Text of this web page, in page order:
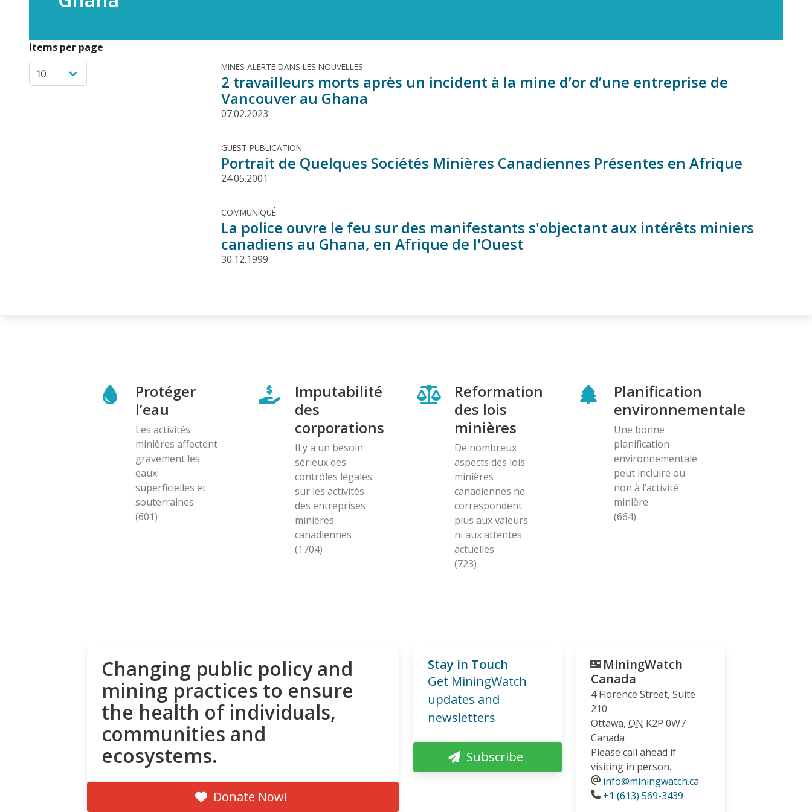
Items per page
MINES ALERTE DANS LES NOUVELLES
2 travailleurs morts après un incident à la mine d’or d’une entreprise de
Vancouver au Ghana
07.02.2023
GUEST PUBLICATION
Portrait de Quelques Sociétés Minières Canadiennes Présentes en Afrique
24.05.2001
COMMUNIQUÉ
La police ouvre le feu sur des manifestants s'objectant aux intérêts miniers
canadiens au Ghana, en Afrique de l'Ouest
30.12.1999
Protéger
l’eau
Les activités
minières affectent
gravement les
eaux
superficielles et
souterraines
(601)
Imputabilité
des
corporations
Il y a un besoin
sérieux des
contróles légales
sur les activités
des entreprises
minières
canadiennes
(1704)
Reformation
des lois
minières
De nombreux
aspects des lois
minières
canadiennes ne
correspondent
plus aux valeurs
ni aux attentes
actuelles
(723)
Planification
environnementale
Une bonne
planification
environnementale
peut incluire ou
non à l’activité
minière
(664)
Changing public policy and
mining practices to ensure
the health of individuals,
communities and
ecosystems.
Donate Now!
Stay in Touch
Get MiningWatch
updates and
newsletters
Subscribe
MiningWatch
Canada
4 Florence Street, Suite
210
Ottawa, ON K2P 0W7
Canada
Please call ahead if
visiting in person.
info@miningwatch.ca
Phone
+1 (613) 569-3439